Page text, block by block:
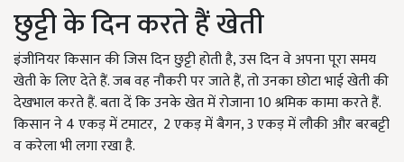
छुट्टी के दिन करते हैं खेती
इंजीनियर किसान की जिस दिन छुट्टी होती है, उस दिन वे अपना पूरा समय
खेती के लिए देते हैं. जब वह नौकरी पर जाते हैं, तो उनका छोटा भाई खेती की
देखभाल करते हैं. बता दें कि उनके खेत में रोजाना 10 श्रमिक कामा करते हैं.
किसान ने 4 एकड़ में टमाटर, 2 एकड़ में बैगन, 3 एकड़ में लौकी और बरबट्टी
व करेला भी लगा रखा है.